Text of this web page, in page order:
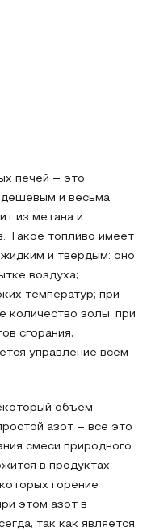
печей – это
дешевым и весьма
из метана и
Такое топливо имеет
и твердым: оно
воздуха;
температур; при
количество золы, при
сгорания,
управление всем
объем
азот – все это
смеси природного
в продуктах
горение
этом азот в
так как является